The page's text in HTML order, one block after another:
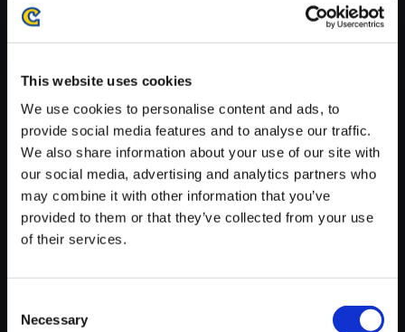
This website uses cookies
We use cookies to personalise content and ads, to
provide social media features and to analyse our traffic.
We also share information about your use of our site with
our social media, advertising and analytics partners who
may combine it with other information that you’ve
provided to them or that they’ve collected from your use
of their services.
Selection
Necessary
がかかる場合がございます。
【単曲】ドラゴンズドグマ 2 オ
リジナル サウンドトラック A L
7ポイント付与